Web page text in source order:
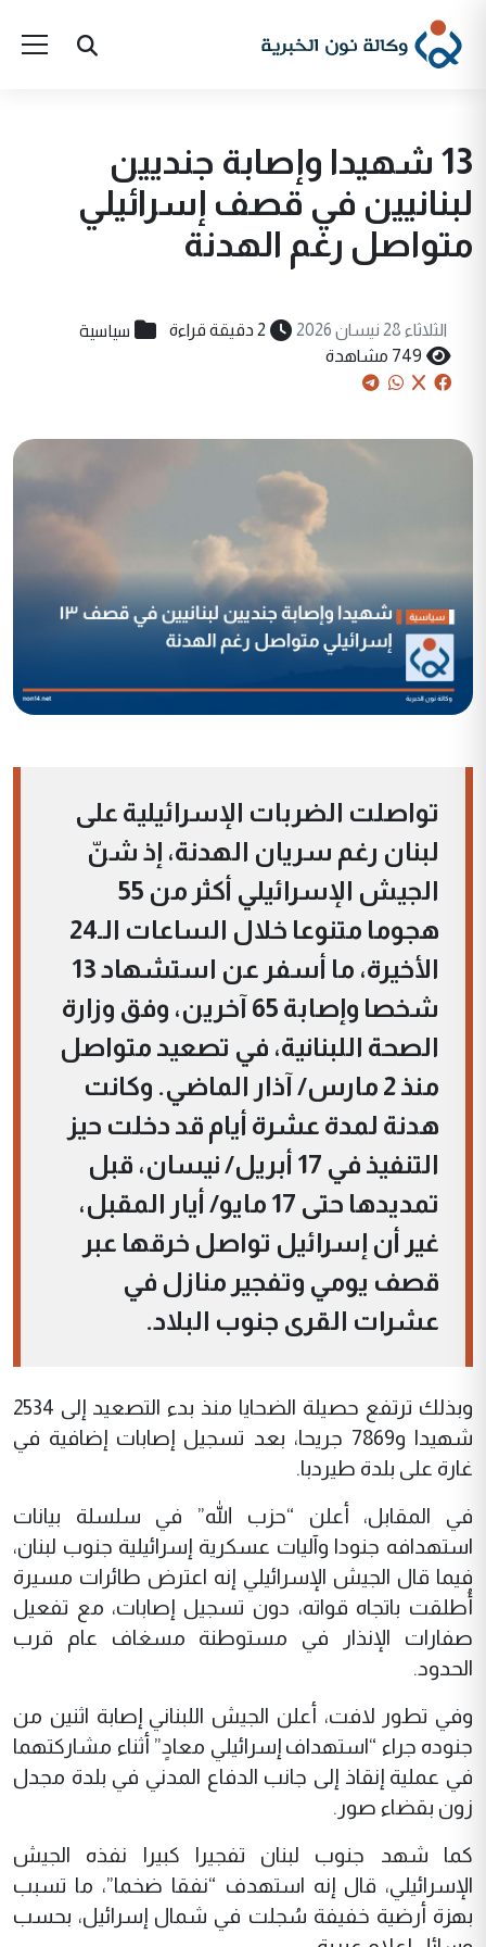
13 شهيدا وإصابة جنديين
لبنانيين في قصف إسرائيلي
متواصل رغم الهدنة
الثلاثاء 28 نيسان 2026 2 دقيقة قراءة سياسية
749 مشاهدة
تواصلت الضربات الإسرائيلية على
لبنان رغم سريان الهدنة، إذ شنّ
الجيش الإسرائيلي أكثر من 55
هجوما متنوعا خلال الساعات الـ24
الأخيرة، ما أسفر عن استشهاد 13
شخصا وإصابة 65 آخرين، وفق وزارة
الصحة اللبنانية، في تصعيد متواصل
منذ 2 مارس/ آذار الماضي. وكانت
هدنة لمدة عشرة أيام قد دخلت حيز
التنفيذ في 17 أبريل/ نيسان، قبل
تمديدها حتى 17 مايو/ أيار المقبل،
غير أن إسرائيل تواصل خرقها عبر
قصف يومي وتفجير منازل في
عشرات القرى جنوب البلاد.
وبذلك ترتفع حصيلة الضحايا منذ بدء التصعيد إلى 2534
شهيدا و7869 جريحا، بعد تسجيل إصابات إضافية في
غارة على بلدة طيردبا.
في المقابل، أعلن “حزب الله” في سلسلة بيانات
استهدافه جنودا وآليات عسكرية إسرائيلية جنوب لبنان،
فيما قال الجيش الإسرائيلي إنه اعترض طائرات مسيرة
أُطلقت باتجاه قواته، دون تسجيل إصابات، مع تفعيل
صفارات الإنذار في مستوطنة مسغاف عام قرب
الحدود.
وفي تطور لافت، أعلن الجيش اللبناني إصابة اثنين من
جنوده جراء “استهداف إسرائيلي معادٍ” أثناء مشاركتهما
في عملية إنقاذ إلى جانب الدفاع المدني في بلدة مجدل
زون بقضاء صور.
كما شهد جنوب لبنان تفجيرا كبيرا نفذه الجيش
الإسرائيلي، قال إنه استهدف “نفقا ضخما”، ما تسبب
بهزة أرضية خفيفة سُجلت في شمال إسرائيل، بحسب